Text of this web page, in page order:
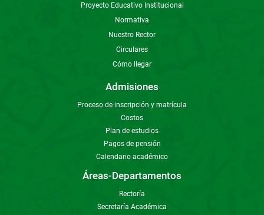
Proyecto Educativo Institucional
Normativa
Nuestro Rector
Circulares
Cómo llegar
Admisiones
Proceso de inscripción y matrícula
Costos
Plan de estudios
Pagos de pensión
Calendario académico
Áreas-Departamentos
Rectoría
Secretaría Académica